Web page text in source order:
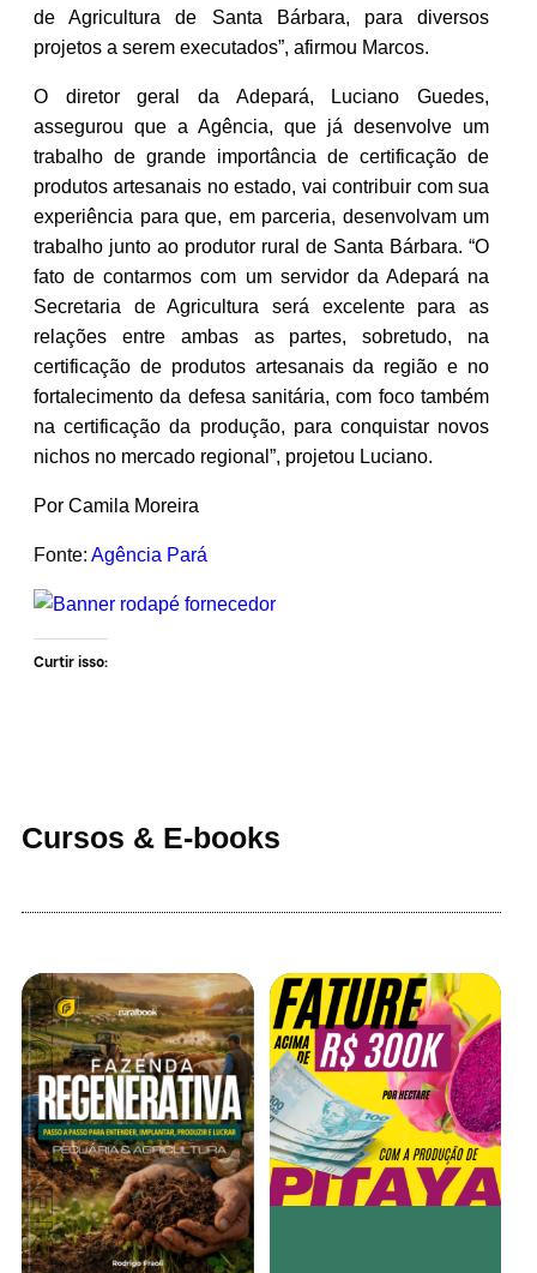
de Agricultura de Santa Bárbara, para diversos
projetos a serem executados”, afirmou Marcos.
O diretor geral da Adepará, Luciano Guedes,
assegurou que a Agência, que já desenvolve um
trabalho de grande importância de certificação de
produtos artesanais no estado, vai contribuir com sua
experiência para que, em parceria, desenvolvam um
trabalho junto ao produtor rural de Santa Bárbara. “O
fato de contarmos com um servidor da Adepará na
Secretaria de Agricultura será excelente para as
relações entre ambas as partes, sobretudo, na
certificação de produtos artesanais da região e no
fortalecimento da defesa sanitária, com foco também
na certificação da produção, para conquistar novos
nichos no mercado regional”, projetou Luciano.
Por Camila Moreira
Fonte: Agência Pará
Curtir isso:
Cursos & E-books